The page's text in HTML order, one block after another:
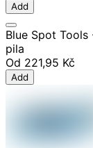
Add
Blue Spot
pila
Od 221,95 Kč
Add